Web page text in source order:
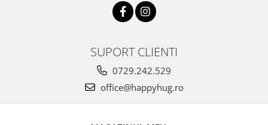
SUPORT CLIENTI
0729.242.529
office@happyhug.ro